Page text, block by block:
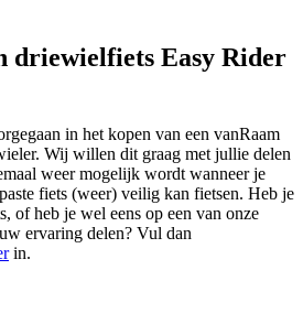
driewielfiets Easy Rider
in het kopen van een vanRaam
Wij willen dit graag met jullie delen
weer mogelijk wordt wanneer je
fiets (weer) veilig kan fietsen. Heb je
of heb je wel eens op een van onze
ervaring delen? Vul dan
in.